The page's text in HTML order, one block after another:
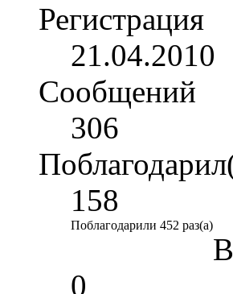
Регистрация
21.04.2010
Сообщений
306
158
Поблагодарили 452 раз(а)
0